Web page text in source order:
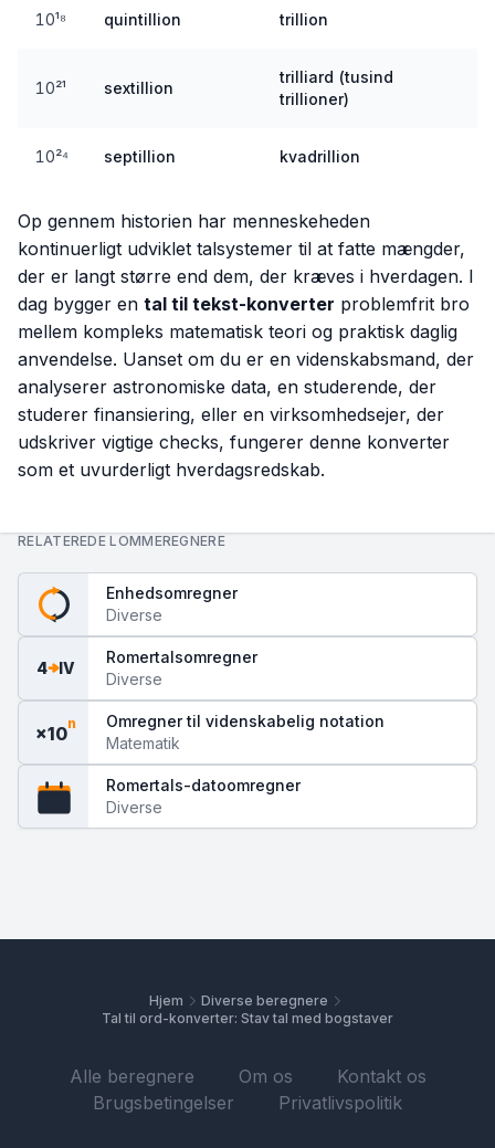
10¹⁸ quintillion trillion
10²¹ sextillion
trilliard (tusind
trillioner)
10²⁴ septillion kvadrillion
Op gennem historien har menneskeheden
kontinuerligt udviklet talsystemer til at fatte mængder,
der er langt større end dem, der kræves i hverdagen. I
dag bygger en tal til tekst-konverter problemfrit bro
mellem kompleks matematisk teori og praktisk daglig
anvendelse. Uanset om du er en videnskabsmand, der
analyserer astronomiske data, en studerende, der
studerer finansiering, eller en virksomhedsejer, der
udskriver vigtige checks, fungerer denne konverter
som et uvurderligt hverdagsredskab.
RELATEREDE LOMMEREGNERE
Enhedsomregner
Diverse
4 IV
Romertalsomregner
Diverse
×10
n
Omregner til videnskabelig notation
Matematik
Romertals-datoomregner
Diverse
Hjem
Diverse beregnere
Tal til ord-konverter: Stav tal med bogstaver
Alle beregnere Om os
Kontakt os
Brugsbetingelser
Privatlivspolitik